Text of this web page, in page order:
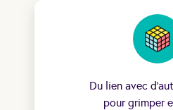
Du lien avec
pour grimper